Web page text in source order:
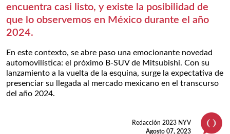
encuentra casi listo, y existe la posibilidad de
que lo observemos en México durante el año
2024.
En este contexto, se abre paso una emocionante novedad
automovilística: el próximo B-SUV de Mitsubishi. Con su
lanzamiento a la vuelta de la esquina, surge la expectativa de
presenciar su llegada al mercado mexicano en el transcurso
del año 2024.
Redacción 2023 NYV
Agosto 07, 2023